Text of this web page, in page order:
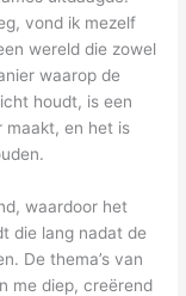
vond ik mezelf
wereld die zowel
waarop de
houdt, is een
maakt, en het is
waardoor het
die lang nadat de
De thema’s van
me diep, creërend